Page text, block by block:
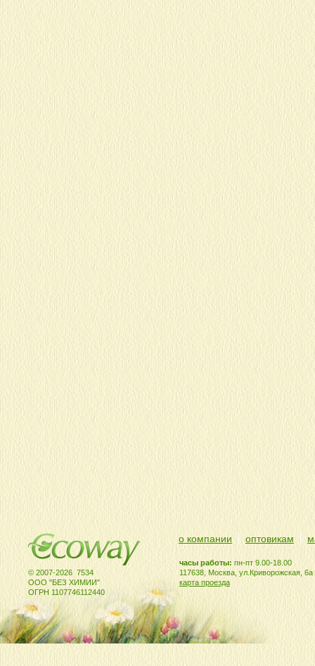
© 2007-2026 7534
ООО "БЕЗ ХИМИИ"
ОГРН 1107746112440
часы работы: пн-пт 9.00-18.00
117638, Москва, ул.Криворожская, 6а
карта проезда
о компании оптовикам